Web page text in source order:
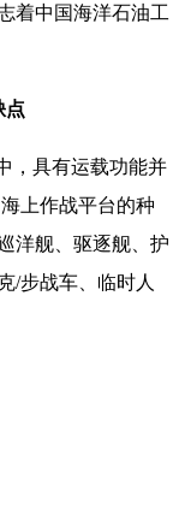
着中国海洋石油工
点
，具有运载功能并
上作战平台的种
洋舰、驱逐舰、护
/步战车、临时人